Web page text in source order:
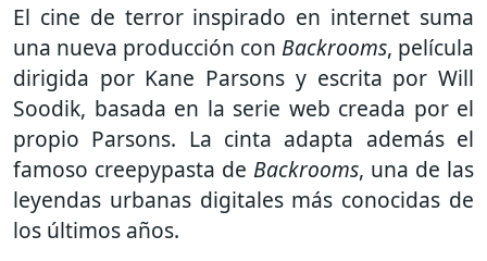
El cine de terror inspirado en internet suma
una nueva producción con Backrooms, película
dirigida por Kane Parsons y escrita por Will
Soodik, basada en la serie web creada por el
propio Parsons. La cinta adapta además el
famoso creepypasta de Backrooms, una de las
leyendas urbanas digitales más conocidas de
los últimos años.